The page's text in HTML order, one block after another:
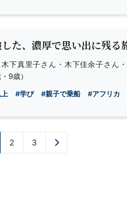
た、濃厚で思い出に残る
下真里子さん・木下佳余子さん
9歳）
#学び #親子で乗船 #アフリカ
2 3 »